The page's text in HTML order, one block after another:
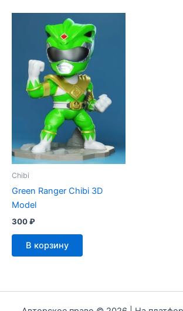
Chibi
Green Ranger Chibi 3D
Model
300₽
В корзину